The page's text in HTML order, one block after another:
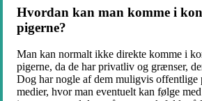
Hvordan kan man komme i
pigerne?
Man kan normalt ikke direkte komme i
pigerne, da de har privatliv og grænser,
Dog har nogle af dem muligvis offentlige
medier, hvor man eventuelt kan følge